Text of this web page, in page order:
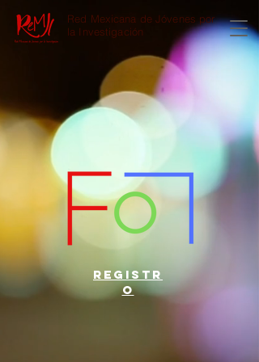
Red Mexicana de Jóvenes por
la Investigación
registr
o